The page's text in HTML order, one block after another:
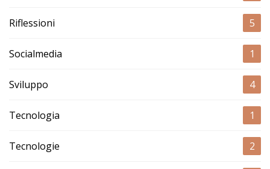
Riflessioni 5
Socialmedia 1
Sviluppo 4
Tecnologia 1
Tecnologie 2